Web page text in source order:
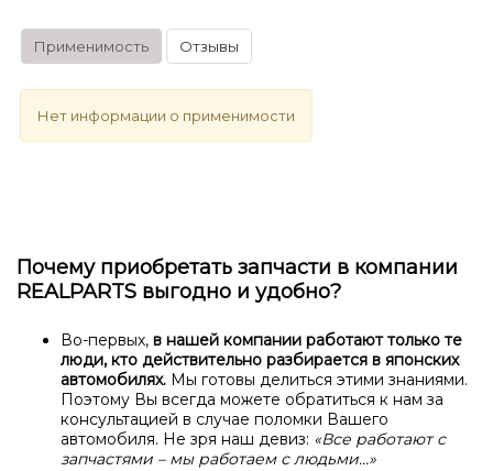
Применимость Отзывы
Нет информации о применимости
Почему приобретать запчасти в компании
REALPARTS выгодно и удобно?
Во-первых, в нашей компании работают только те
люди, кто действительно разбирается в японских
автомобилях. Мы готовы делиться этими знаниями.
Поэтому Вы всегда можете обратиться к нам за
консультацией в случае поломки Вашего
автомобиля. Не зря наш девиз: «Все работают с
запчастями – мы работаем с людьми…»